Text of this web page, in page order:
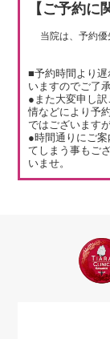
【ご予約に
当院は、予約優
■予約時間より
いますのでご了
●また大変申し
情などにより予
ではございます
●時間通りにご
てしまう事もご
いませ。